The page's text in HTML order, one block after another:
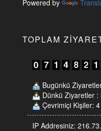
Powered by
TOPLAM
Bugünkü
Dünkü Ziyaretler :
Çevrimiçi Kişiler: 4
IP Addresiniz: